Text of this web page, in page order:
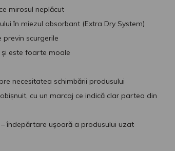
mirosul neplăcut
în miezul absorbant (Extra Dry System)
scurgerile
și este foarte moale
necesitatea schimbării produsului
cu un marcaj ce indică clar partea din
îndepărtare uşoară a produsului uzat